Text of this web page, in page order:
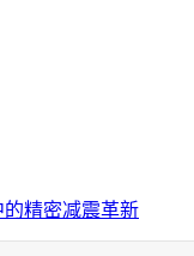
精密减震革新